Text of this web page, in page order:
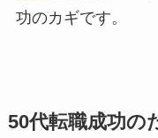
功のカギです。
50代転職成功の